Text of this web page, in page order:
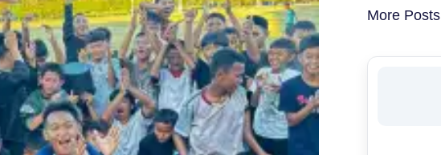
More Posts